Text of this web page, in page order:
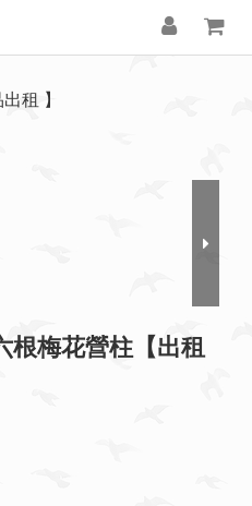
租 】
根梅花營柱【出租